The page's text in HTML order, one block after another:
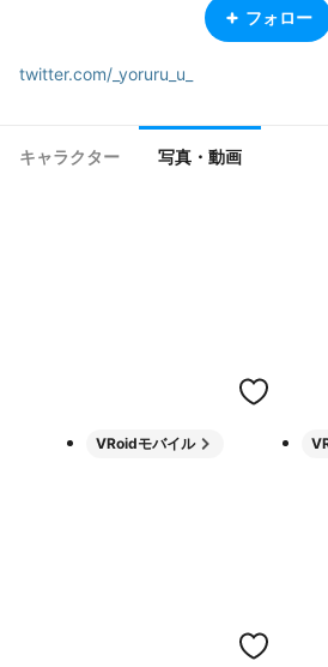
フォロー
twitter.com/_yoruru_u_
キャラクター 写真・動画
VRoidモバイル